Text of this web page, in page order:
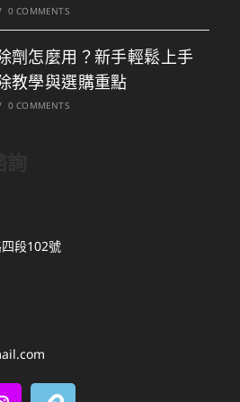
0 COMMENTS
劑怎麼用？新手輕鬆上手
教學與選購重點
0 COMMENTS
段102號